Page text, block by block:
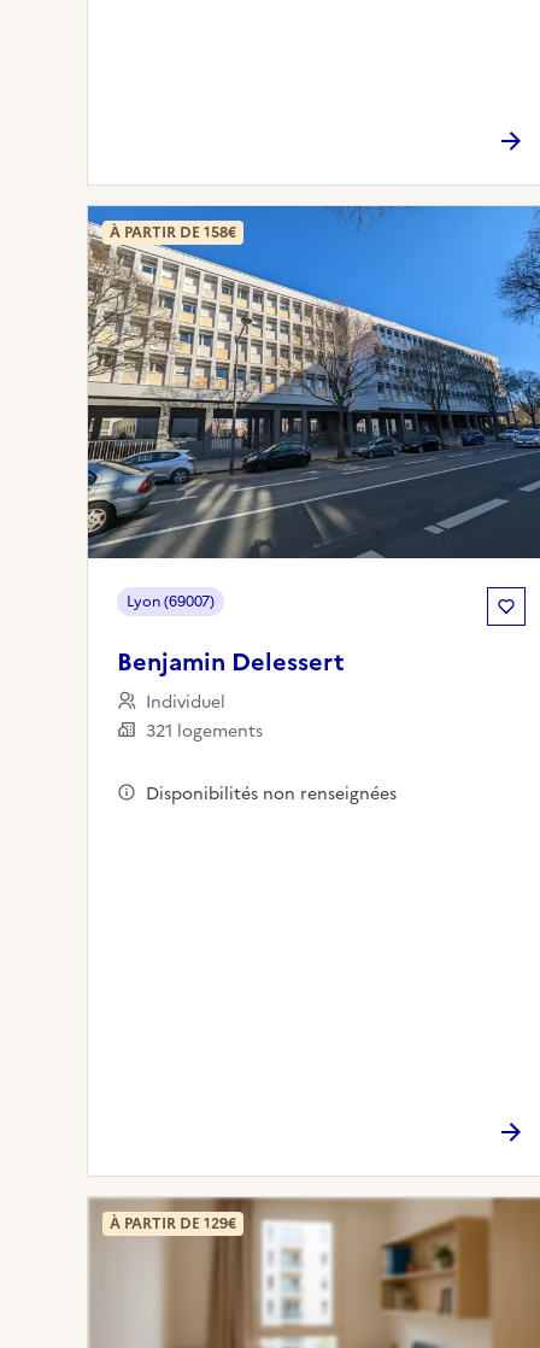
Benjamin Delessert
Individuel
321 logements
Disponibilités non renseignées
Lyon (69007)
À PARTIR DE 158€
À PARTIR DE 129€